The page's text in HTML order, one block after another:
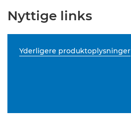
Nyttige links
Yderligere produktoplysninger